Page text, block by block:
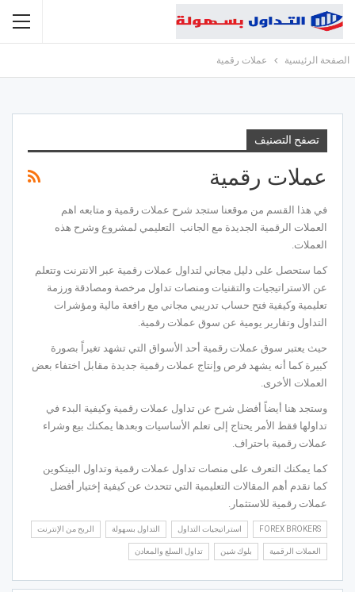
الصفحة الرئيسية عملات رقمية
تصفح التصنيف
عملات رقمية
في هذا القسم من موقعنا ستجد شرح عملات رقمية و متابعه اهم
العملات الرقمية الجديدة مع الجانب التعليمي لمشروع وشرح هذه
العملات.
كما ستحصل على دليل مجاني لتداول عملات رقمية عبر الانترنت وتتعلم
عن الاستراتيجيات والتقنيات ومنصات تداول مرخصة ومصادقة ورزمة
تعليمية وكيفية فتح حساب تدريبي مجاني مع رافعة مالية ومؤشرات
التداول وتقارير يومية عن سوق عملات رقمية.
حيث يعتبر سوق عملات رقمية أحد الأسواق التي تشهد تغيراً بصورة
كبيرة كما أنه يشهد فرص وإنتاج عملات رقمية جديدة مقابل اختفاء بعض
العملات الأخرى.
وستجد هنا أيضاً أفضل شرح عن تداول عملات رقمية وكيفية البدء في
تداولها فقط الأمر يحتاج إلى تعلم الأساسيات وبعدها يمكنك بيع وشراء
عملات رقمية باحتراف.
كما يمكنك التعرف على منصات تداول عملات رقمية وتداول البيتكوين
كما نقدم أهم المقالات التعليمية التي تتحدث عن كيفية إختيار أفضل
عملات رقمية للاستثمار.
FOREX BROKERS استراتيجيات التداول التداول بسهولة الربح من الإنترنت
العملات الرقمية بلوك شين تداول السلع والمعادن